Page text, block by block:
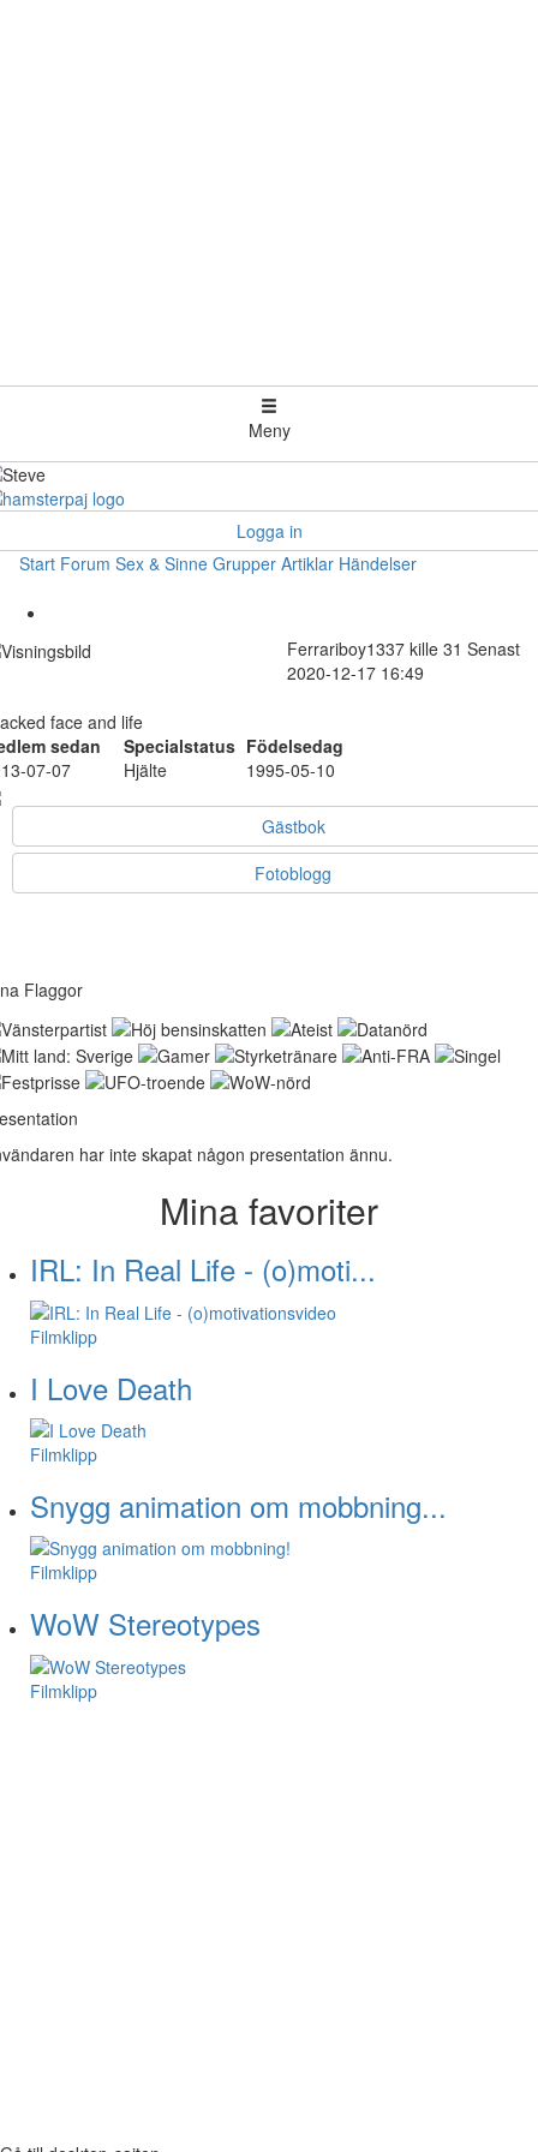
Meny
Logga in
Start Forum Sex & Sinne Grupper Artiklar Händelser
Ferrariboy1337 kille 31 Senast
2020-12-17 16:49
face and life
sedan
Specialstatus Födelsedag
07-07
Hjälte 1995-05-10
Gästbok
Fotoblogg
Flaggor
har inte skapat någon presentation ännu.
Mina favoriter
IRL: In Real Life - (o)moti...
Filmklipp
I Love Death
Filmklipp
Snygg animation om mobbning...
Filmklipp
WoW Stereotypes
Filmklipp